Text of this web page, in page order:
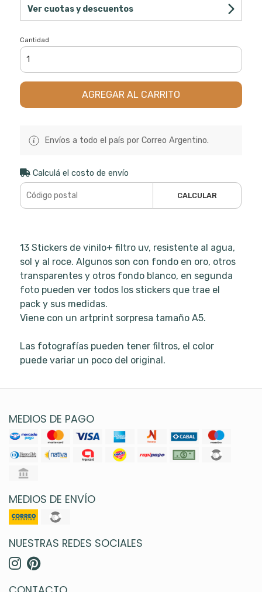
Ver cuotas y descuentos
Cantidad
AGREGAR AL CARRITO
Envíos a todo el país por Correo Argentino.
Calculá el costo de envío
CALCULAR
13 Stickers de vinilo+ filtro uv, resistente al agua,
sol y al roce. Algunos son con fondo en oro, otros
transparentes y otros fondo blanco, en segunda
foto pueden ver todos los stickers que trae el
pack y sus medidas.
Viene con un artprint sorpresa tamaño A5.
Las fotografías pueden tener filtros, el color
puede variar un poco del original.
MEDIOS DE PAGO
MEDIOS DE ENVÍO
NUESTRAS REDES SOCIALES